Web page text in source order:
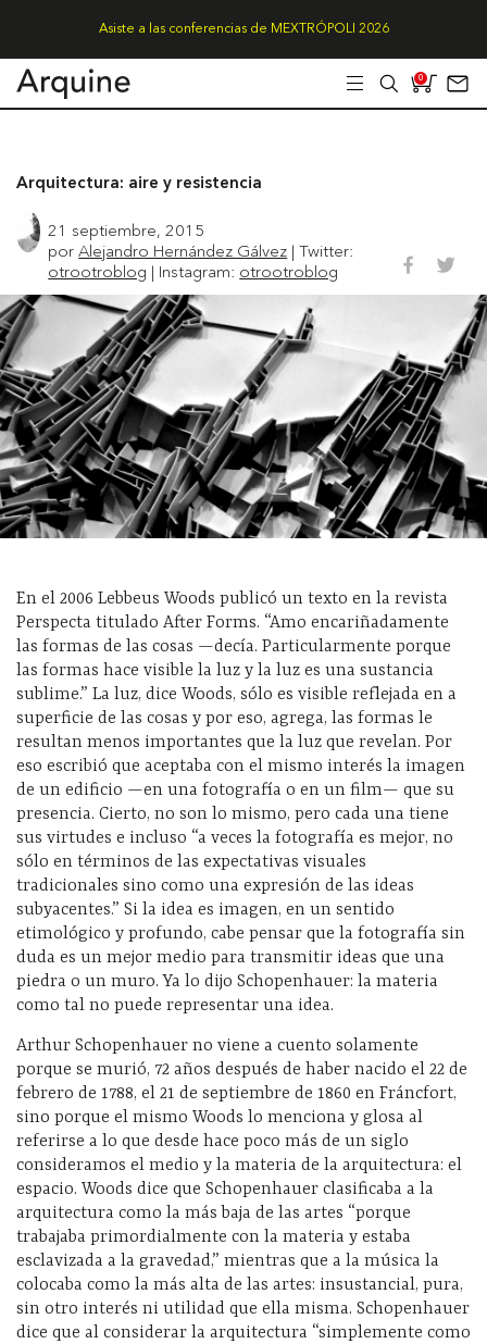
Asiste a las conferencias de MEXTRÓPOLI 2026
0
Arquitectura: aire y resistencia
21 septiembre, 2015
porAlejandro Hernández Gálvez | Twitter:
otrootroblog | Instagram: otrootroblog
En el 2006 Lebbeus Woods publicó un texto en la revista
Perspecta titulado After Forms. “Amo encariñadamente
las formas de las cosas —decía. Particularmente porque
las formas hace visible la luz y la luz es una sustancia
sublime.” La luz, dice Woods, sólo es visible reflejada en a
superficie de las cosas y por eso, agrega, las formas le
resultan menos importantes que la luz que revelan. Por
eso escribió que aceptaba con el mismo interés la imagen
de un edificio —en una fotografía o en un film— que su
presencia. Cierto, no son lo mismo, pero cada una tiene
sus virtudes e incluso “a veces la fotografía es mejor, no
sólo en términos de las expectativas visuales
tradicionales sino como una expresión de las ideas
subyacentes.” Si la idea es imagen, en un sentido
etimológico y profundo, cabe pensar que la fotografía sin
duda es un mejor medio para transmitir ideas que una
piedra o un muro. Ya lo dijo Schopenhauer: la materia
como tal no puede representar una idea.
Arthur Schopenhauer no viene a cuento solamente
porque se murió, 72 años después de haber nacido el 22 de
febrero de 1788, el 21 de septiembre de 1860 en Fráncfort,
sino porque el mismo Woods lo menciona y glosa al
referirse a lo que desde hace poco más de un siglo
consideramos el medio y la materia de la arquitectura: el
espacio. Woods dice que Schopenhauer clasificaba a la
arquitectura como la más baja de las artes “porque
trabajaba primordialmente con la materia y estaba
esclavizada a la gravedad,” mientras que a la música la
colocaba como la más alta de las artes: insustancial, pura,
sin otro interés ni utilidad que ella misma. Schopenhauer
dice que al considerar la arquitectura “simplemente como